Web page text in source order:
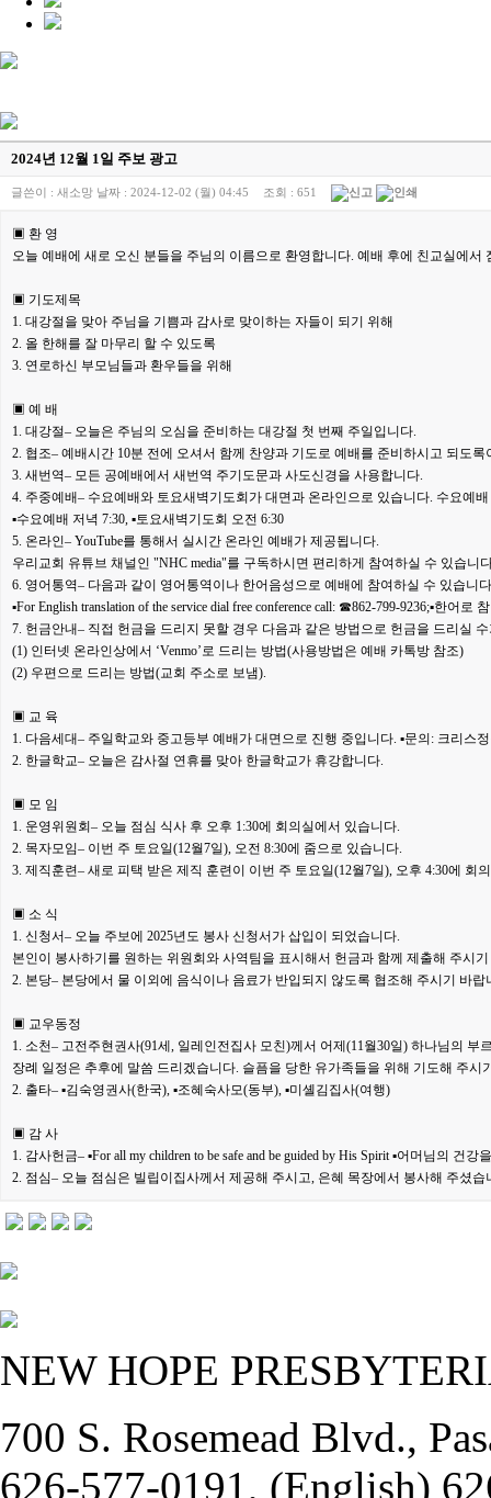
2024년 12월 1일 주보 광고
글쓴이 : 새소망 날짜 : 2024-12-02 (월) 04:45 조회 : 651
▣ 환 영
오늘 예배에 새로 오신 분들을 주님의 이름으로 환영합니다. 예배 후에 친교실에서
▣ 기도제목
1. 대강절을 맞아 주님을 기쁨과 감사로 맞이하는 자들이 되기 위해
2. 올 한해를 잘 마무리 할 수 있도록
3. 연로하신 부모님들과 환우들을 위해
▣ 예 배
1. 대강절– 오늘은 주님의 오심을 준비하는 대강절 첫 번째 주일입니다.
2. 협조– 예배시간 10분 전에 오셔서 함께 찬양과 기도로 예배를 준비 하시고 되도록
3. 새번역– 모든 공예배에서 새번역 주기도문과 사도신경을 사용합니다.
4. 주중예배– 수요예배와 토요새벽기도회가 대면과 온라인으로 있습니다. 수요예
▪수요예배 저녁 7:30, ▪토요새벽 기도회 오전 6:30
5. 온라인– YouTube를 통해서 실시간 온라인 예배가 제공됩니다.
우리 교회 유튜브 채널인 "NHC media"를 구독하시면 편리하게 참여하실 수 있습니
6. 영어통역– 다음과 같이 영어통역이나 한어음성으로 예배에 참여하실 수 있습니
▪For English translation of the service dial free conference call: ☎862-799-9236;▪한어로
7. 헌금안내– 직접 헌금을 드리지 못할 경우 다음과 같은 방법으로 헌금을 드리실
(1) 인터넷 온라인상에서 ‘Venmo’로 드리는 방법(사용방법은 예배 카톡방 참조)
(2) 우편으로 드리는 방법(교회 주소로 보냄).
▣ 교 육
1. 다음세대– 주일학교와 중고등부 예배가 대면으로 진행 중입니다. ▪문의: 크리스
2. 한글학교– 오늘은 감사절 연휴를 맞아 한글학교가 휴강합니다.
▣ 모 임
1. 운영위원회– 오늘 점심 식사 후 오후 1:30에 회의실에서 있습니다.
2. 목자모임– 이번 주 토요일(12월7일), 오전 8:30에 줌으로 있습니다.
3. 제직훈련– 새로 피택 받은 제직 훈련이 이번 주 토요일(12월7일), 오후 4:30에 회
▣ 소 식
1. 신청서– 오늘 주보에 2025년도 봉사 신청서가 삽입이 되었습니다.
본인이 봉사하기를 원하는 위원회와 사역팀을 표시해서 헌금과 함께 제출해 주시기
2. 본당– 본당에서 물 이외에 음식이나 음료가 반입되지 않도록 협조해 주시기 바랍
▣ 교우동정
1. 소천– 고전주현권사(91세, 일레인전집사 모친)께서 어제(11월30일) 하나님의 부
장례 일정은 추후에 말씀 드리겠습니다. 슬픔을 당한 유가족들을 위해 기도해 주시
2. 출타– ▪김숙영권사(한국), ▪조혜숙사모(동부), ▪미셸김집사(여행)
▣ 감 사
1. 감사헌금– ▪For all my children to be safe and be guided by His Spirit▪어머님의 건강
2. 점심– 오늘 점심은 빌립이집사께서 제공해 주시고, 은혜 목장에서 봉사해 주셨습
NEW HOPE
700 S. Rosemead Blvd.,
626-577-0191, (English)